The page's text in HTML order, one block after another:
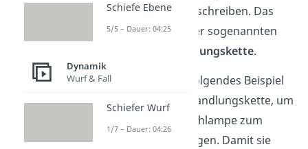
übersichtlich aufschreiben. Das
machst du mit der sogenannten
Energieumwandlungskette.
Betrachten wir folgendes Beispiel
zur Energieumwandlungskette, um
deine Schreibtischlampe zum
Leuchten zu bringen. Damit sie
Schiefe Ebene
5/5 – Dauer: 04:25
Dynamik
Wurf & Fall
Schiefer Wurf
1/7 – Dauer: 04:26